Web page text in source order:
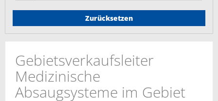
Zurücksetzen
Gebietsverkaufsleiter
Medizinische
Absaugsysteme im Gebiet